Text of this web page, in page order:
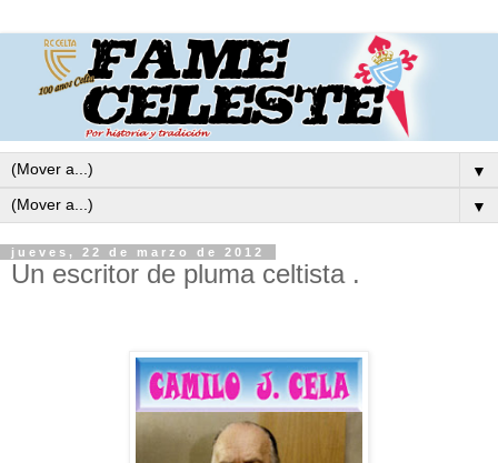
▼
▼
jueves, 22 de marzo de 2012
Un escritor de pluma celtista .